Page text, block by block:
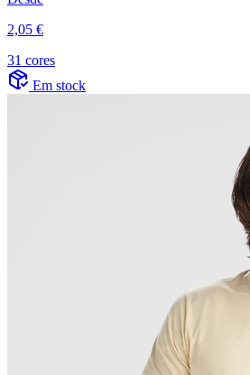
2,05 €
31 cores
Em stock